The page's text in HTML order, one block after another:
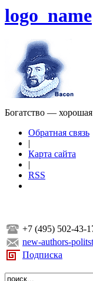
logo_name
Богатство —
Обратная связь
|
Карта сайта
|
RSS
+7 (495) 502-43-
new-authors-
Подписка